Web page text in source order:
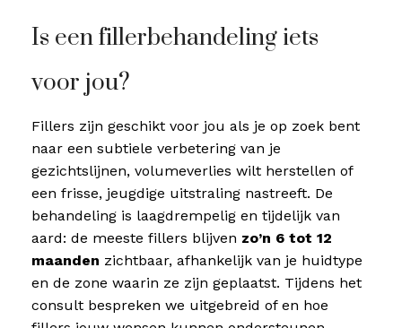
Is een fillerbehandeling iets
voor jou?
Fillers zijn geschikt voor jou als je op zoek bent
naar een subtiele verbetering van je
gezichtslijnen, volumeverlies wilt herstellen of
een frisse, jeugdige uitstraling nastreeft. De
behandeling is laagdrempelig en tijdelijk van
aard: de meeste fillers blijven zo’n 6 tot 12
maanden zichtbaar, afhankelijk van je huidtype
en de zone waarin ze zijn geplaatst. Tijdens het
consult bespreken we uitgebreid of en hoe